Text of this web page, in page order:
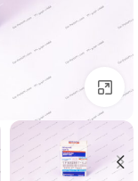
بزرگنمایی تصویر